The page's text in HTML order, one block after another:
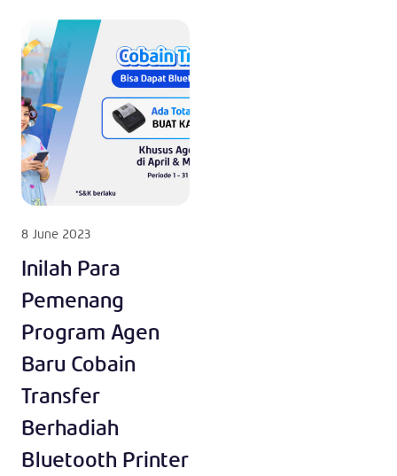
8 June 2023
Inilah Para
Pemenang
Program Agen
Baru Cobain
Transfer
Berhadiah
Bluetooth Printer